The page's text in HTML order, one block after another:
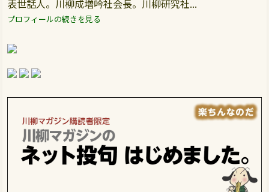
表世話人。川柳成増吟社会長。川柳研究社...
プロフィールの続きを見る